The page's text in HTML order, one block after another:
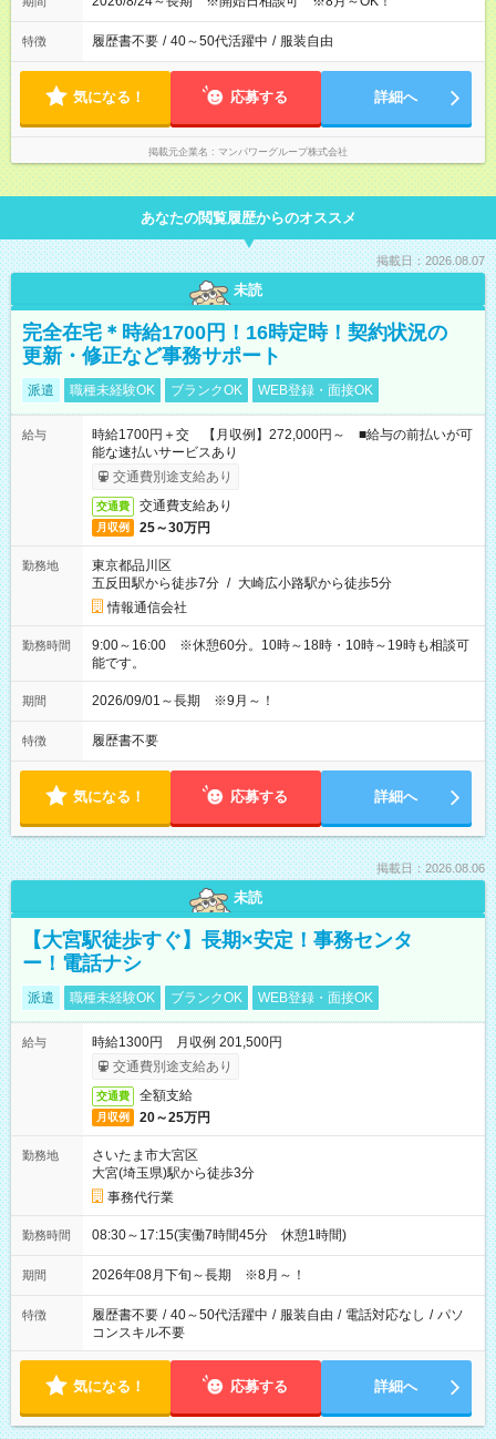
特徴 履歴書不要 / 40～50代活躍中 / 服装自由
気になる！ 応募する 詳細へ
掲載元企業名 マンパワーグループ株式会社
あなたの閲覧履歴からのオススメ
掲載日：2026.08.07
未読
完全在宅＊時給1700円！16時定時！契約状況の
更新・修正など事務サポート
派遣 職種未経験OK ブランクOK WEB登録・面接OK
給与
時給1700円＋交 【月収例】272,000円～ ■給与の前払いが可
能な速払いサービスあり
交通費別途支給あり
交通費 交通費支給あり
月収例 25～30万円
勤務地
東京都品川区
五反田駅から徒歩7分 / 大崎広小路駅から徒歩5分
情報通信会社
勤務時間
9:00～16:00 ※休憩60分。10時～18時・10時～19時も相談可
能です。
期間 2026/09/01～長期 ※9月～！
特徴 履歴書不要
気になる！ 応募する 詳細へ
掲載日：2026.08.06
未読
【大宮駅徒歩すぐ】長期×安定！事務センタ
ー！電話ナシ
派遣 職種未経験OK ブランクOK WEB登録・面接OK
給与
時給1300円 月収例 201,500円
交通費別途支給あり
交通費 全額支給
月収例 20～25万円
勤務地
さいたま市大宮区
大宮(埼玉県)駅から徒歩3分
事務代行業
勤務時間 08:30～17:15(実働7時間45分 休憩1時間)
期間 2026年08月下旬～長期 ※8月～！
特徴 履歴書不要 / 40～50代活躍中 / 服装自由 / 電話対応なし / パソ
コンスキル不要
気になる！ 応募する 詳細へ